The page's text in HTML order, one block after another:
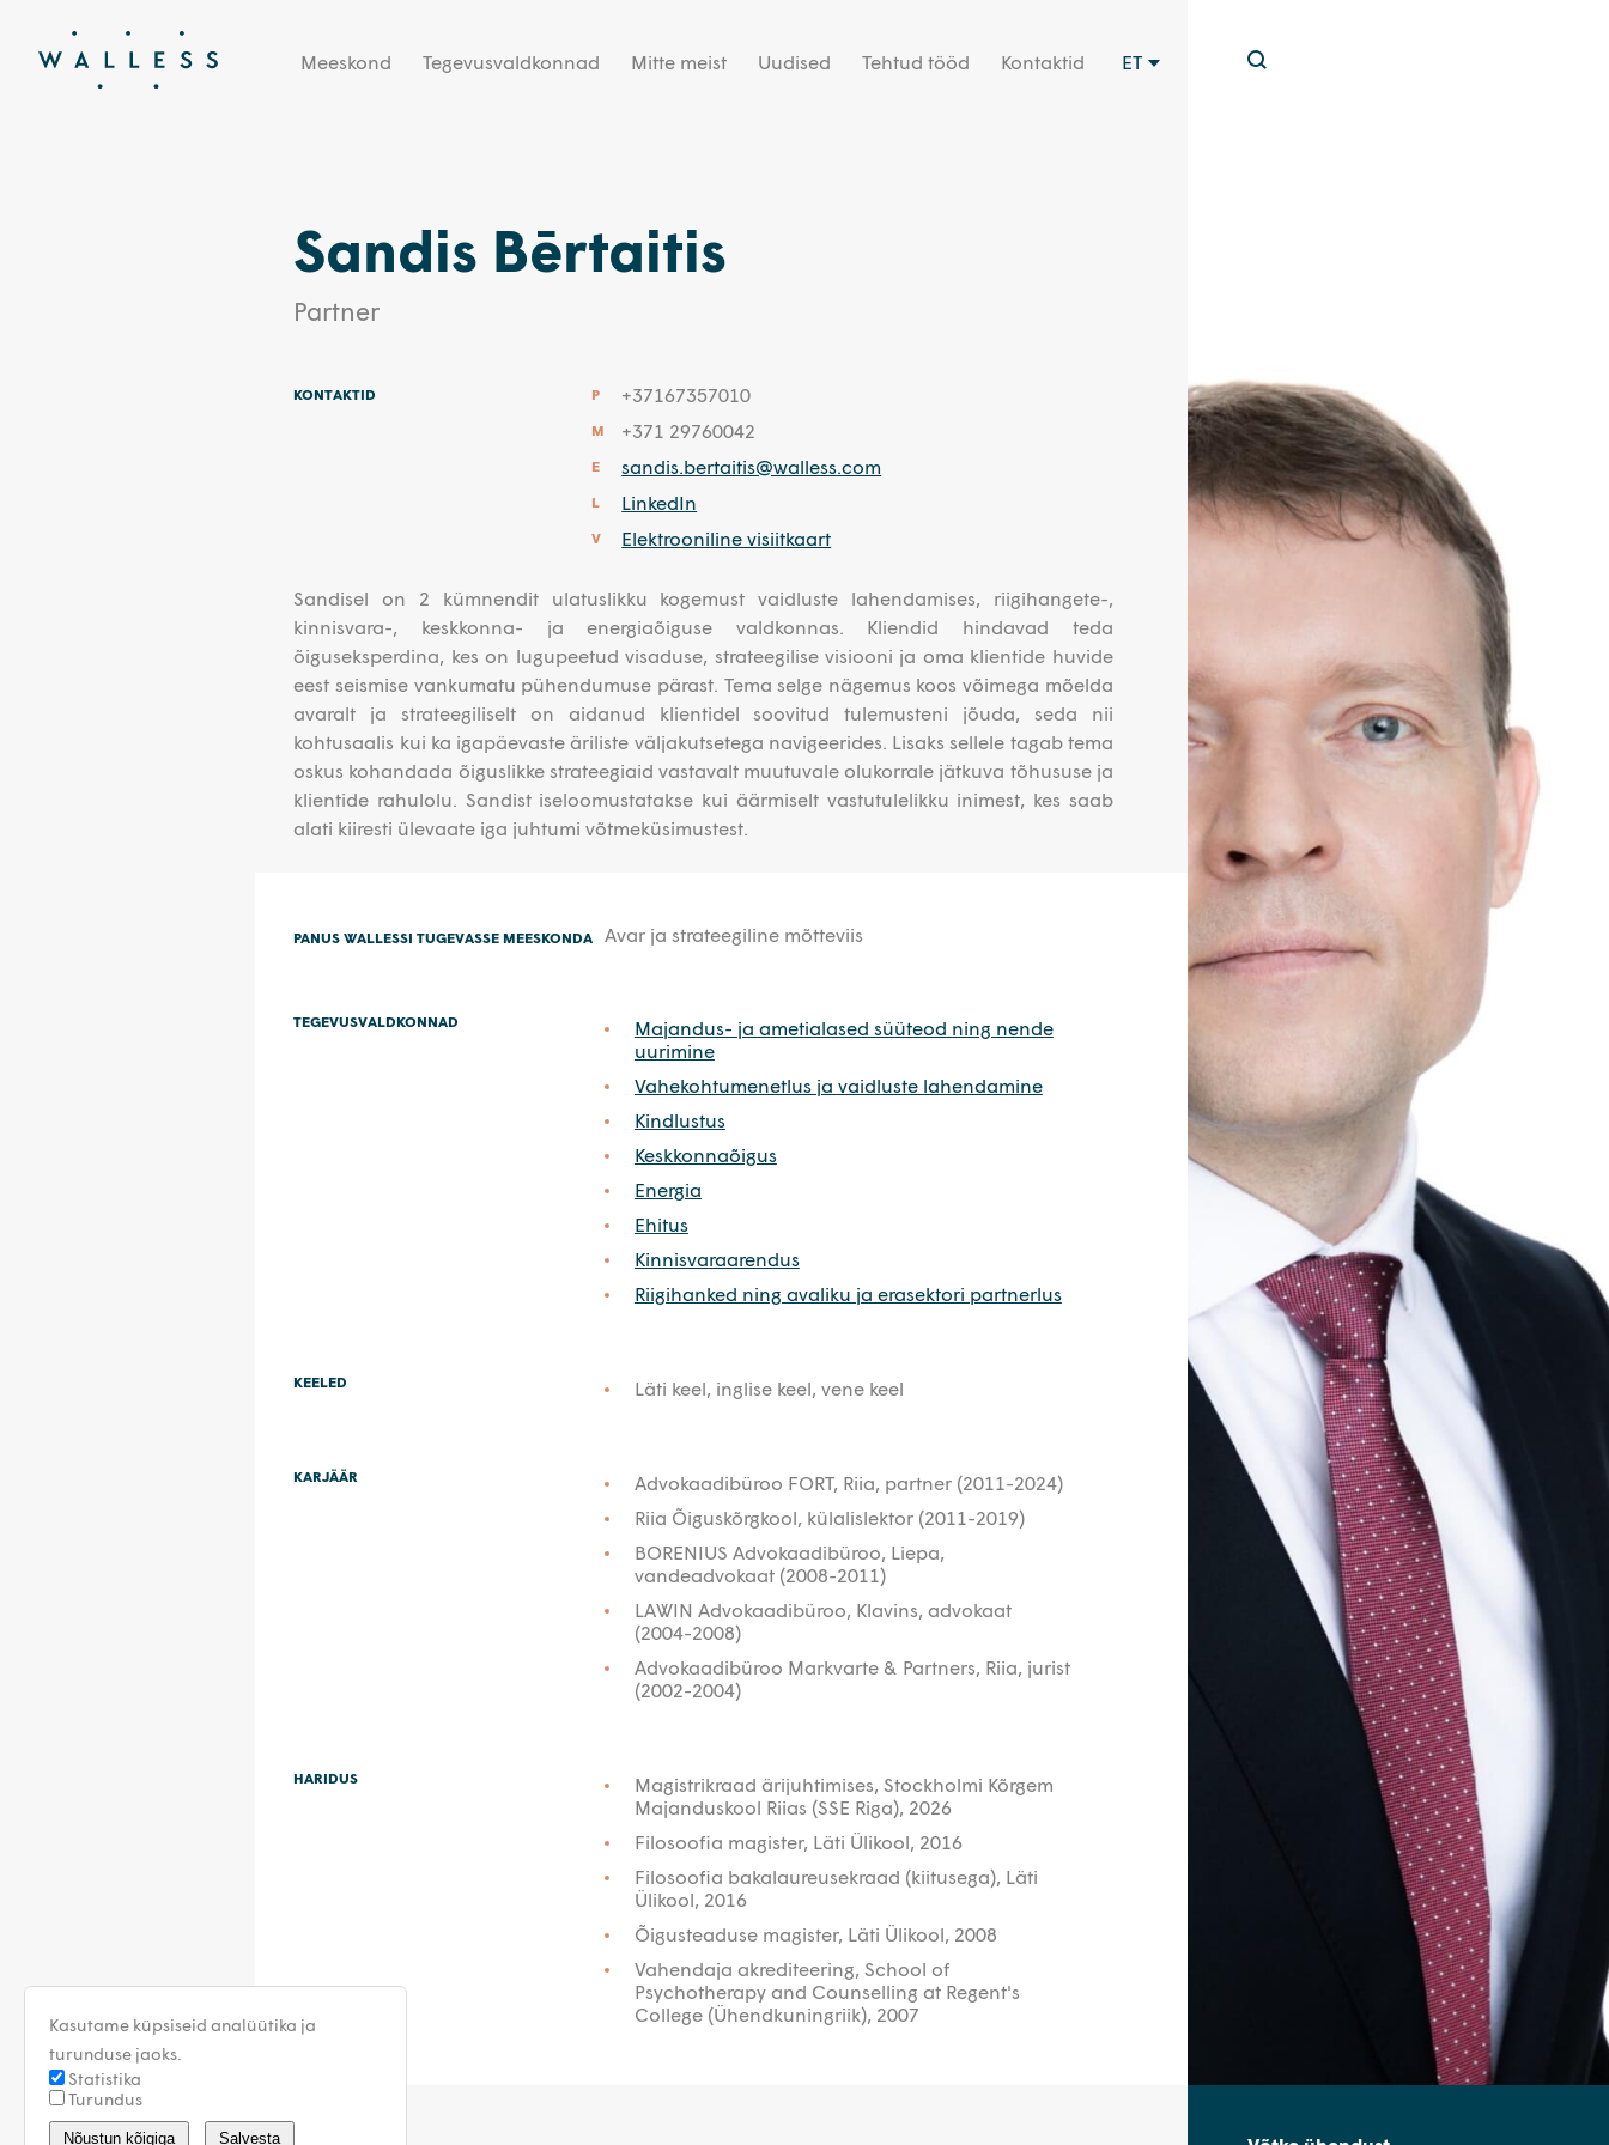
Meeskond Tegevusvaldkonnad Mitte meist Uudised Tehtud tööd Kontaktid ET
Sandis Bērtaitis
Partner
KONTAKTID P +37167357010
M +371 29760042
E sandis.bertaitis@walless.com
L LinkedIn
V Elektrooniline visiitkaart
Sandisel on 2 kümnendit ulatuslikku kogemust vaidluste lahendamises, riigihangete-,
kinnisvara-, keskkonna- ja energiaõiguse valdkonnas. Kliendid hindavad teda
õiguseksperdina, kes on lugupeetud visaduse, strateegilise visiooni ja oma klientide huvide
eest seismise vankumatu pühendumuse pärast. Tema selge nägemus koos võimega mõelda
avaralt ja strateegiliselt on aidanud klientidel soovitud tulemusteni jõuda, seda nii
kohtusaalis kui ka igapäevaste äriliste väljakutsetega navigeerides. Lisaks sellele tagab tema
oskus kohandada õiguslikke strateegiaid vastavalt muutuvale olukorrale jätkuva tõhususe ja
klientide rahulolu. Sandist iseloomustatakse kui äärmiselt vastutulelikku inimest, kes saab
alati kiiresti ülevaate iga juhtumi võtmeküsimustest.
PANUS WALLESSI TUGEVASSE MEESKONDA Avar ja strateegiline mõtteviis
TEGEVUSVALDKONNAD
Majandus- ja ametialased süüteod ning nende
uurimine
Vahekohtumenetlus ja vaidluste lahendamine
Kindlustus
Keskkonnaõigus
Energia
Ehitus
Kinnisvaraarendus
Riigihanked ning avaliku ja erasektori partnerlus
KEELED Läti keel, inglise keel, vene keel
KARJÄÄR
Advokaadibüroo FORT, Riia, partner (2011-2024)
Riia Õiguskõrgkool, külalislektor (2011-2019)
BORENIUS Advokaadibüroo, Liepa,
vandeadvokaat (2008-2011)
LAWIN Advokaadibüroo, Klavins, advokaat
(2004-2008)
Advokaadibüroo Markvarte & Partners, Riia, jurist
(2002-2004)
HARIDUS
Magistrikraad ärijuhtimises, Stockholmi Kõrgem
Majanduskool Riias (SSE Riga), 2026
Filosoofia magister, Läti Ülikool, 2016
Filosoofia bakalaureusekraad (kiitusega), Läti
Ülikool, 2016
Õigusteaduse magister, Läti Ülikool, 2008
Vahendaja akrediteering, School of
Psychotherapy and Counselling at Regent's
College (Ühendkuningriik), 2007
Kasutame küpsiseid analüütika ja
turunduse jaoks.
Statistika
Turundus
Nõustun kõigiga Salvesta